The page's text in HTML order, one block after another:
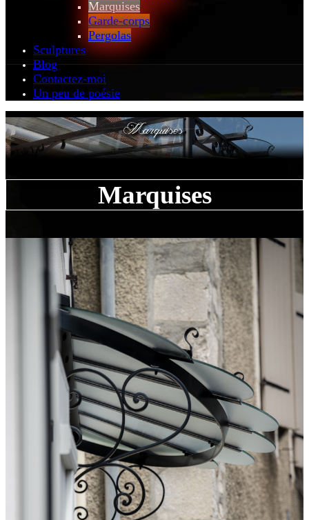
Marquises
Garde-corps
Pergolas
Sculptures
Blog
Contactez-moi
Un peu de poésie
Marquises